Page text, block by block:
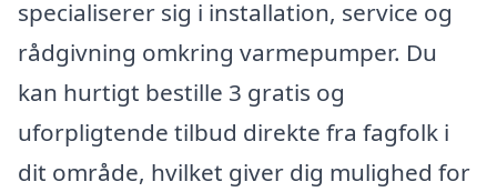
specialiserer sig i installation, service og
rådgivning omkring varmepumper. Du
kan hurtigt bestille 3 gratis og
uforpligtende tilbud direkte fra fagfolk i
dit område, hvilket giver dig mulighed for